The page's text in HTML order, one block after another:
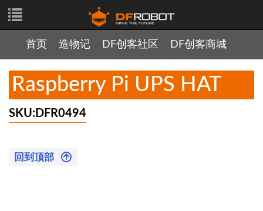
首页 造物记 DF创客社区 DF创客商城
Raspberry Pi UPS HAT
SKU:DFR0494
回到顶部